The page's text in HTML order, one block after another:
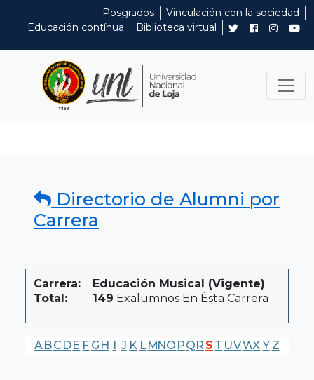
Posgrados
Vinculación con la sociedad
Educación contínua
Biblioteca virtual
Directorio de Alumni por
Carrera
Carrera:
Educación Musical (Vigente)
Total:
149 Exalumnos En Ésta Carrera
A BC DE F G H I J K LMNO PQR S T UVWX Y Z